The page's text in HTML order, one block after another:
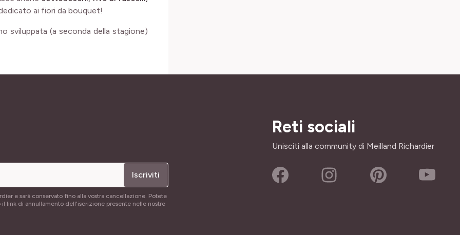
ai fiori da bouquet!
sviluppata (a seconda della stagione)
Iscriviti
e sarà conservato fino alla vostra cancellazione. Potete
link di annullamento dell'iscrizione presente nelle nostre
Reti sociali
Unisciti alla community di Meilland Richardier